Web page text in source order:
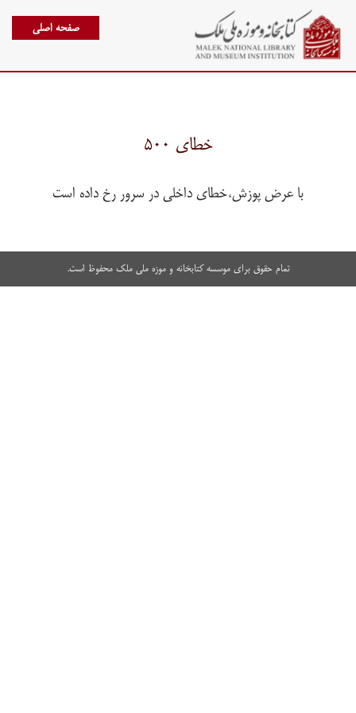
صفحه اصلی
خطای ۵۰۰
با عرض پوزش،خطای داخلی در سرور رخ داده است
تمام حقوق برای موسسه کتابخانه و موزه ملی ملک محفوظ است.